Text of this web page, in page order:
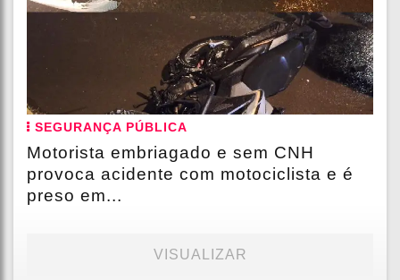
SEGURANÇA PÚBLICA
Motorista embriagado e sem CNH
provoca acidente com motociclista e é
preso em...
VISUALIZAR